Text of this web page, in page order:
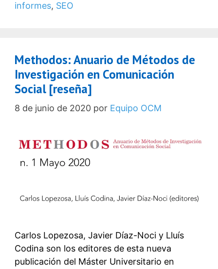
informes, SEO
Methodos: Anuario de Métodos de
Investigación en Comunicación
Social [reseña]
8 de junio de 2020 por Equipo OCM
Carlos Lopezosa, Javier Díaz-Noci y Lluís
Codina son los editores de esta nueva
publicación del Máster Universitario en